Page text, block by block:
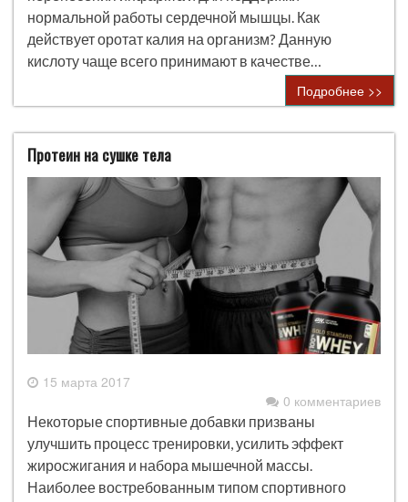
нормальной работы сердечной мышцы. Как
действует оротат калия на организм? Данную
кислоту чаще всего принимают в качестве…
Подробнее >>
Протеин на сушке тела
15 марта 2017
0 комментариев
Некоторые спортивные добавки призваны
улучшить процесс тренировки, усилить эффект
жиросжигания и набора мышечной массы.
Наиболее востребованным типом спортивного